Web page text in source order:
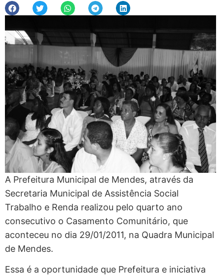
A Prefeitura Municipal de Mendes, através da
Secretaria Municipal de Assistência Social
Trabalho e Renda realizou pelo quarto ano
consecutivo o Casamento Comunitário, que
aconteceu no dia 29/01/2011, na Quadra Municipal
de Mendes.
Essa é a oportunidade que Prefeitura e iniciativa